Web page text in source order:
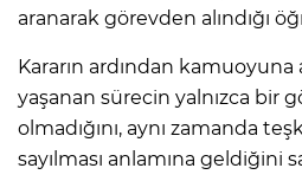
aranarak görevden alındığı
Kararın ardından kamuoyuna
yaşanan sürecin yalnızca bir
olmadığını, aynı zamanda
sayılması anlamına geldiğini